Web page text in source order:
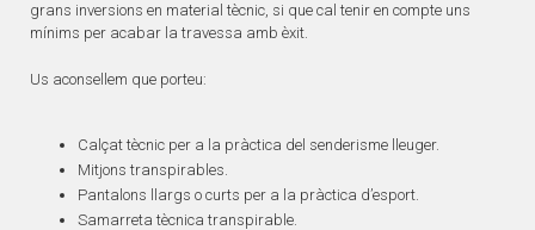
grans inversions en material tècnic, si que cal tenir en compte uns
mínims per acabar la travessa amb èxit.
Us aconsellem que porteu:
Calçat tècnic per a la pràctica del senderisme lleuger.
Mitjons transpirables.
Pantalons llargs o curts per a la pràctica d’esport.
Samarreta tècnica transpirable.